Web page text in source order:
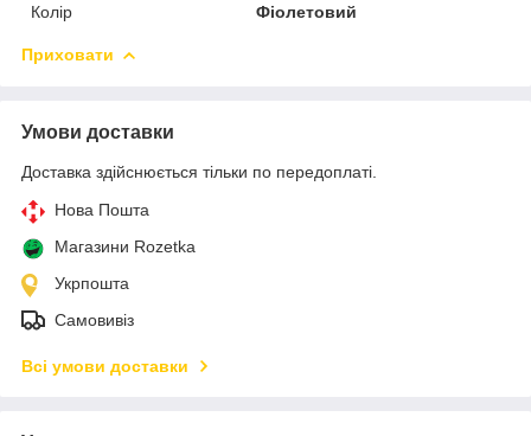
Колір
Фіолетовий
Приховати
Умови доставки
Доставка здійснюється тільки по передоплаті.
Нова Пошта
Магазини Rozetka
Укрпошта
Самовивіз
Всі умови доставки